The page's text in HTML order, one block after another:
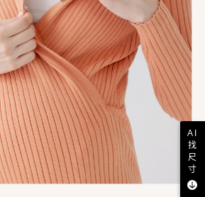
AI
找
尺
寸